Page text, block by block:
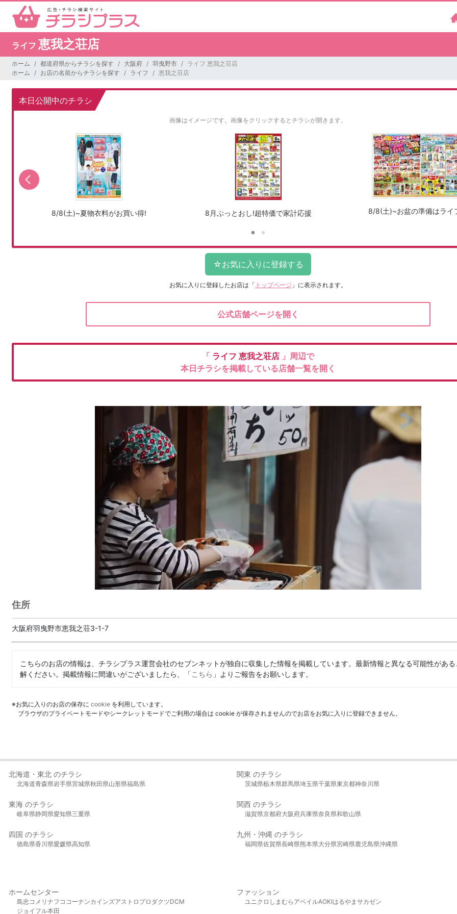
ライフ 恵我之荘店
ホーム 都道府県からチラシを探す 大阪府 羽曳野市
ライフ 恵我之荘店
ホーム
お店の名前からチラシを探す ライフ 恵我之荘店
本日公開中のチラシ
画像はイメージです。 画像をクリックするとチラシが開きます。
8/8(土)~夏物衣料がお買い得! 8月ぶっとおし!超特価で家計応援 8/8(土)~お盆の準備はライ
お気に入りに登録したお店は 「 トップページ 」に表示されます。
公式店舗ページを開く
「 ライフ 恵我之荘店 」周辺で
本日チラシを掲載している店舗一覧を開く
住所
大阪府羽曳野市恵我之荘3-1-7
こちらのお店の情報は、チラシプラス運営会社のセブンネットが独自に収集した情報を掲載しています。最新情報と異なる可能性があ
解ください。掲載情報に間違いがございましたら、「こちら 」よりご報告をお願いします。
※お気に入りのお店の保存に cookie を利用しています。
ブラウザのプライベートモードやシークレットモードでご利用の場合は cookie が保存されませんのでお店をお気に入りに登録できません。
北海道・東北 のチラシ
北海道青森県岩手県宮城県秋田県山形県福島県
関東 のチラシ
茨城県栃木県群馬県埼玉県千葉県東京都神奈川県
東海 のチラシ
岐阜県静岡県愛知県三重県
関西 のチラシ
滋賀県京都府大阪府兵庫県奈良県和歌山県
四国 のチラシ
徳島県香川県愛媛県高知県
九州・沖縄 のチラシ
福岡県佐賀県長崎県熊本県大分県宮崎県鹿児島県沖縄県
ホームセンター
島忠 コメリ ナフコ コーナンカインズアストロプロダクツDCM
ジョイフル本田
ファッション
ユニクロ しまむら アベイルAOKIはるやま サカゼン